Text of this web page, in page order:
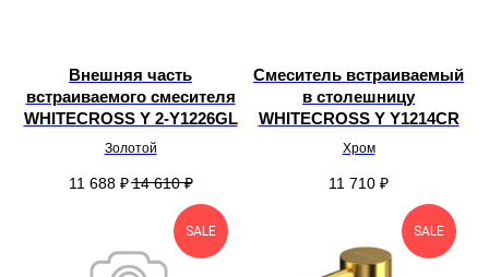
Внешняя часть
встраиваемого смесителя
WHITECROSS Y 2-Y1226GL
Золотой
11 688 ₽14 610 ₽
Смеситель встраиваемый
в столешницу
WHITECROSS Y Y1214CR
Хром
11 710 ₽
SALE SALE